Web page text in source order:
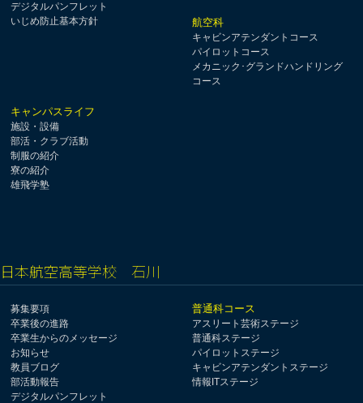
デジタルパンフレット
いじめ防止基本方針
航空科
キャビンアテンダントコース
パイロットコース
メカニック･グランドハンドリング
コース
キャンパスライフ
施設・設備
部活・クラブ活動
制服の紹介
寮の紹介
雄飛学塾
日本航空高等学校 石川
募集要項
卒業後の進路
卒業生からのメッセージ
お知らせ
教員ブログ
部活動報告
デジタルパンフレット
普通科コース
アスリート芸術ステージ
普通科ステージ
パイロットステージ
キャビンアテンダントステージ
情報ITステージ